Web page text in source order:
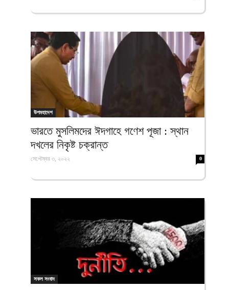
উপমহাদেশ
ভারতে মুসলিমদের ঈদগাহে গণেশ পূজা : স্থান
দখলের নিকৃষ্ট চক্রান্ত
সেপ্টেম্বর ৩, ২০২২ 0
সকল সংবাদ